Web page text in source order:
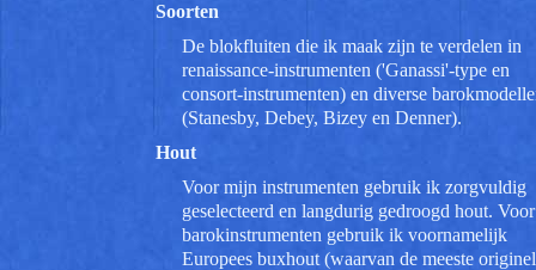
Soorten
De blokfluiten die ik maak zijn te verdelen in
renaissance-instrumenten ('Ganassi'-type en
consort-instrumenten) en diverse
(Stanesby, Debey, Bizey en Denner).
Hout
Voor mijn instrumenten gebruik ik zorgvuldig
geselecteerd en langdurig gedroogd hout.
barokinstrumenten gebruik ik voornamelijk
Europees buxhout (waarvan de meeste